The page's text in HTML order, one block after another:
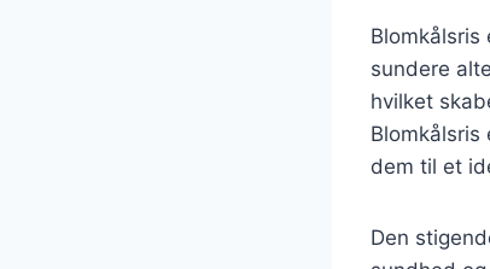
sundere
hvilket
Blomkålsris
dem til et
Den